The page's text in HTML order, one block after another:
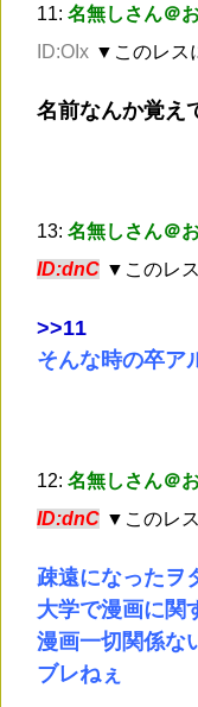
11: 名無しさん＠
ID:OIx ▼このレス
名前なんか覚え
13: 名無しさん＠
ID:dnC ▼このレ
>>11
そんな時の卒
12: 名無しさん＠
ID:dnC ▼このレ
疎遠になったヲ
大学で漫画に関
漫画一切関係な
ブレねぇ